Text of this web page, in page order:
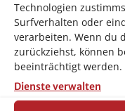
Technologien
Surfverhalten oder
verarbeiten. Wenn du
zurückziehst, können
beeinträchtigt werden.
Dienste verwalten
Gastro-Grande
Facebook Seite
Navigation